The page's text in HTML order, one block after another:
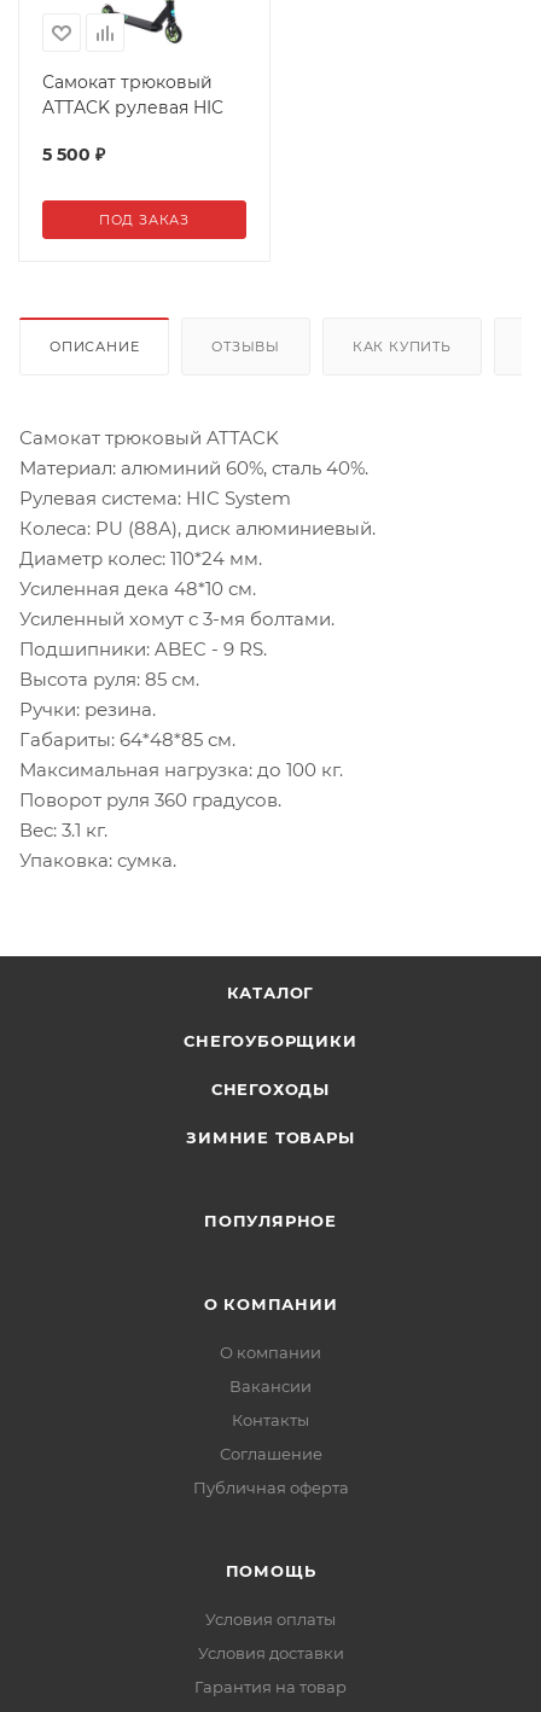
Самокат трюковый
ATTACK рулевая HIC
5 500 ₽
ПОД ЗАКАЗ
ОПИСАНИЕ ОТЗЫВЫ КАК КУПИТЬ
Самокат трюковый ATTACK
Материал: алюминий 60%, сталь 40%.
Рулевая система: HIC System
Колеса: PU (88А), диск алюминиевый.
Диаметр колес: 110*24 мм.
Усиленная дека 48*10 см.
Усиленный хомут с 3-мя болтами.
Подшипники: ABEC - 9 RS.
Высота руля: 85 см.
Ручки: резина.
Габариты: 64*48*85 см.
Максимальная нагрузка: до 100 кг.
Поворот руля 360 градусов.
Вес: 3.1 кг.
Упаковка: сумка.
КАТАЛОГ
СНЕГОУБОРЩИКИ
СНЕГОХОДЫ
ЗИМНИЕ ТОВАРЫ
ПОПУЛЯРНОЕ
О КОМПАНИИ
О компании
Вакансии
Контакты
Соглашение
Публичная оферта
ПОМОЩЬ
Условия оплаты
Условия доставки
Гарантия на товар